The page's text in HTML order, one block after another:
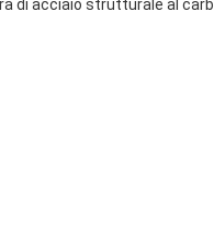
di acciaio strutturale al